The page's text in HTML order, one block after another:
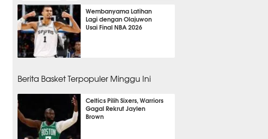
16 jam 2 menit lalu
Wembanyama Latihan
Lagi dengan Olajuwon
Usai Final NBA 2026
Berita Basket Terpopuler Minggu Ini
Celtics Pilih Sixers, Warriors
Gagal Rekrut Jaylen
Brown